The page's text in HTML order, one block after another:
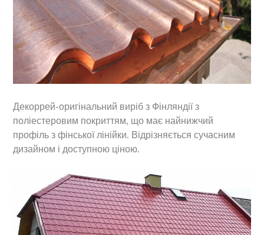
Декоррей-оригінальний виріб з Фінляндії з
поліестеровим покриттям, що має найнижчий
профіль з фінської лінійки. Відрізняється сучасним
дизайном і доступною ціною.